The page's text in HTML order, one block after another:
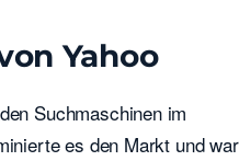
Yahoo
Suchmaschinen im
es den Markt und war